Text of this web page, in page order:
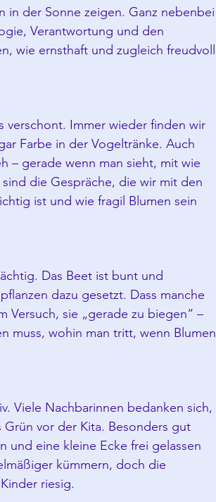
in der Sonne zeigen. Ganz nebenbei
Verantwortung und den
wie ernsthaft und zugleich freudvoll
verschont. Immer wieder finden wir
Farbe in der Vogeltränke. Auch
– gerade wenn man sieht, mit wie
die Gespräche, die wir mit den
ist und wie fragil Blumen sein
Das Beet ist bunt und
dazu gesetzt. Dass manche
Versuch, sie „gerade zu biegen“ –
muss, wohin man tritt, wenn Blumen
Viele Nachbarinnen bedanken sich,
vor der Kita. Besonders gut
und eine kleine Ecke frei gelassen
kümmern, doch die
riesig.